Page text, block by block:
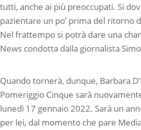
tutti, anche ai più preoccupati. Si
pazientare un po’ prima del ritorno
Nel frattempo si potrà dare una
News condotta dalla giornalista
Quando tornerà, dunque, Barbara
Pomeriggio Cinque sarà
lunedì 17 gennaio 2022. Sarà un
per lei, dal momento che pare